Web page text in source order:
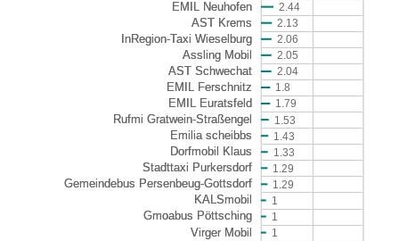
2.44
2.13
2.06
2.05
2.04
1.8
1.79
1.53
1.43
1.33
1.29
1.29
1
1
1